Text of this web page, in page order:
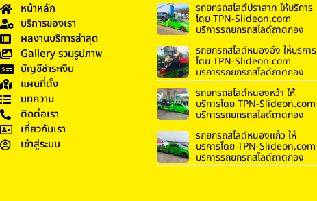
หน้าหลัก
บริการของเรา
ผลงานบริการล่าสุด
Gallery รวมรูปภาพ
บัญชีชำระเงิน
แผนที่ตั้ง
บทความ
ติดต่อเรา
เกี่ยวกับเรา
เข้าสู่ระบบ
รถยกรถสไลด์ปราสาท ให้บริการ
โดย TPN-Slideon.com
บริการรถยกรถสไลด์ถาดกอง
รถยกรถสไลด์หนองอึ่ง ให้บริการ
โดย TPN-Slideon.com
บริการรถยกรถสไลด์ถาดกอง
รถยกรถสไลด์หนองหว้า ให้
บริการโดย TPN-Slideon.com
บริการรถยกรถสไลด์ถาดกอง
รถยกรถสไลด์หนองแก้ว ให้
บริการโดย TPN-Slideon.com
บริการรถยกรถสไลด์ถาดกอง